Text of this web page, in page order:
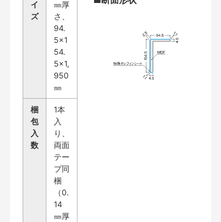
イ
ズ
㎜厚
さ、
94.
5×1
54.
5×1,
950
㎜
梱
包
入
数
1本
入
り、
両面
テー
プ同
梱
（0.
14
㎜厚